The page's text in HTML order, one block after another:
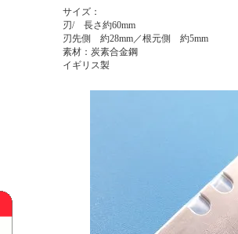
サイズ：
刃/ 長さ約60mm
刃先側 約28mm／根元側 約5mm
素材：炭素合金鋼
イギリス製